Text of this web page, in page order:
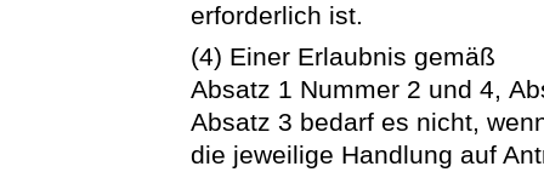
erforderlich ist.
(4) Einer Erlaubnis gemäß
Absatz 1 Nummer 2 und 4,
Absatz 3 bedarf es nicht,
die jeweilige Handlung auf